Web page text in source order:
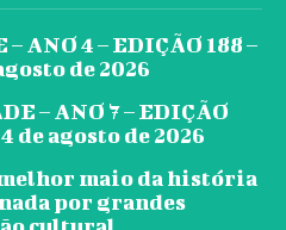
ANO 4 – EDIÇÃO 188 –
de 2026
– ANO 7 – EDIÇÃO
de agosto de 2026
maio da história
por grandes